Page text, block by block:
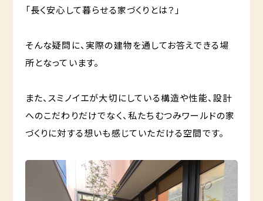
「長く安心して暮らせる家づくりとは？」
そんな疑問に、実際の建物を通してお答えできる場
所となっています。
また、スミノイエが大切にしている構造や性能、設計
へのこだわりだけでなく、私たちむつみワールドの家
づくりに対する想いも感じていただける空間です。